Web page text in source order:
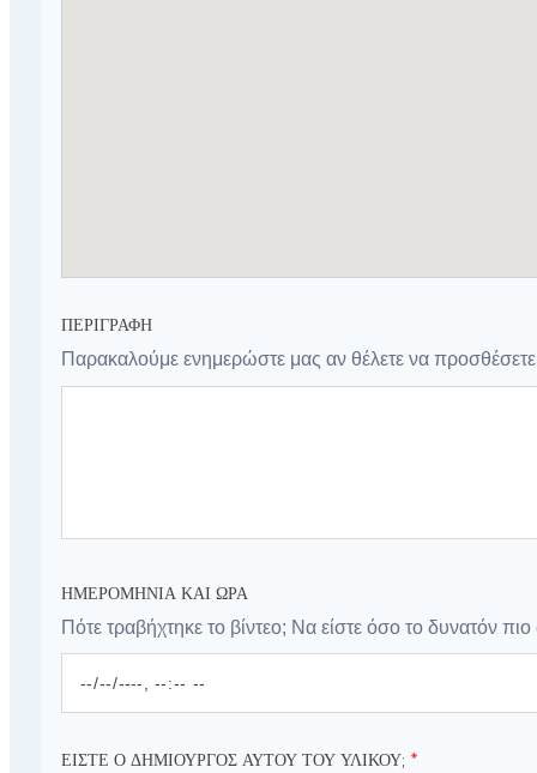
ΠΕΡΙΓΡΑΦΉ
Παρακαλούμε ενημερώστε μας αν θέλετε να
ΗΜΕΡΟΜΗΝΊΑ ΚΑΙ ΏΡΑ
Πότε τραβήχτηκε το βίντεο; Να είστε όσο το δυνατόν πιο
ΕΊΣΤΕ Ο ΔΗΜΙΟΥΡΓΌΣ ΑΥΤΟΎ ΤΟΥ ΥΛΙΚΟΎ; *